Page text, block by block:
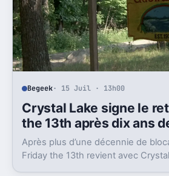
Begeek· 15 Juil · 13h00
Crystal Lake signe le
the 13th après dix ans
Après plus d’une décennie de
Friday the 13th revient avec